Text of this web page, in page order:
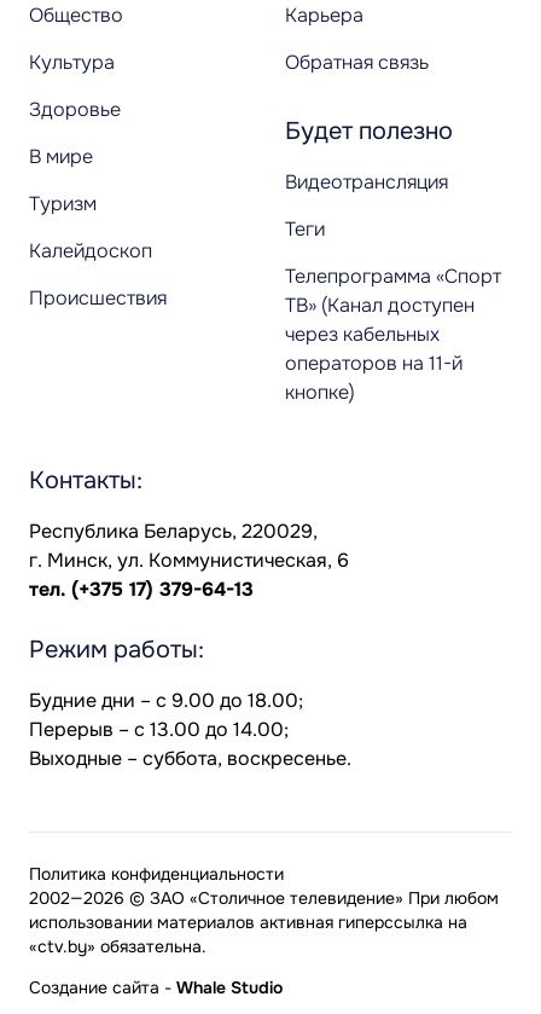
Общество
Культура
Здоровье
В мире
Туризм
Калейдоскоп
Происшествия
Карьера
Обратная связь
Будет полезно
Видеотрансляция
Теги
Телепрограмма «Спорт
ТВ» (Канал доступен
через кабельных
операторов на 11-й
кнопке)
Контакты:
Республика Беларусь, 220029,
г. Минск, ул. Коммунистическая, 6
тел. (+375 17) 379-64-13
Режим работы:
Будние дни – с 9.00 до 18.00;
Перерыв – с 13.00 до 14.00;
Выходные – суббота, воскресенье.
2002—2026 © ЗАО «Столичное телевидение» При любом
использовании материалов активная гиперссылка на
«ctv.by» обязательна.
Политика конфиденциальности
Создание сайта - Whale Studio